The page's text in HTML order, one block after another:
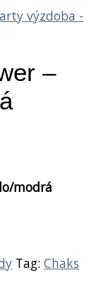
výzdoba -
–
modrá
Tag: Chaks